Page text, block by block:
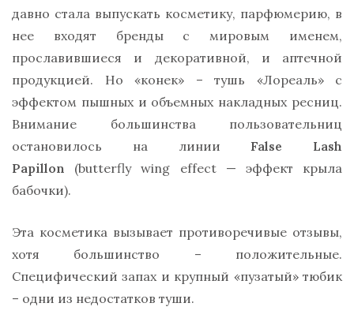
давно стала выпускать косметику, парфюмерию, в
нее входят бренды с мировым именем,
прославившиеся и декоративной, и аптечной
продукцией. Но «конек» – тушь «Лореаль» с
эффектом пышных и объемных накладных ресниц.
Внимание большинства пользовательниц
остановилось на линии False Lash
Papillon (butterfly wing effect — эффект крыла
бабочки).
Эта косметика вызывает противоречивые отзывы,
хотя большинство – положительные.
Специфический запах и крупный «пузатый» тюбик
– одни из недостатков туши.